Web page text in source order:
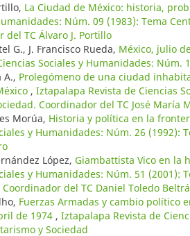
La Ciudad de México: historia,
Núm. 09 (1983): Tema
del TC Álvaro J. Portillo
G., J. Francisco Rueda, México, julio
Sociales y Humanidades: Núm.
A., Prolegómeno de una ciudad
, Iztapalapa Revista de Ciencias
Coordinador del TC José María
Morúa, Historia y política en la
y Humanidades: Núm. 26 (1992):
López, Giambattista Vico en la
y Humanidades: Núm. 51
del TC Daniel Toledo
Fuerzas Armadas y cambio político
de 1974 , Iztapalapa Revista de
y Sociedad